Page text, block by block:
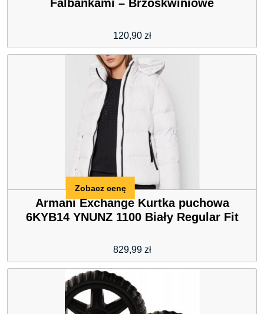
Falbankami – Brzoskwiniowe
120,90 zł
Armani Exchange Kurtka puchowa
6KYB14 YNUNZ 1100 Biały Regular Fit
829,99 zł
Zobacz cenę